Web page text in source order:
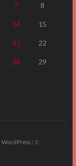
7 8
14 15
21 22
28 29
WordPress| ©